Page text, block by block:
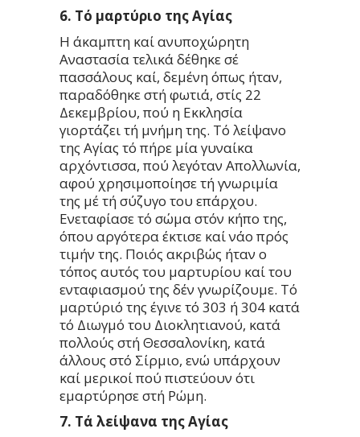
6. Τό μαρτύριο της Αγίας
Η άκαμπτη καί ανυποχώρητη
Αναστασία τελικά δέθηκε σέ
πασσάλους καί, δεμένη όπως ήταν,
παραδόθηκε στή φωτιά, στίς 22
Δεκεμβρίου, πού η Εκκλησία
γιορτάζει τή μνήμη της. Τό λείψανο
της Αγίας τό πήρε μία γυναίκα
αρχόντισσα, πού λεγόταν Απολλωνία,
αφού χρησιμοποίησε τή γνωριμία
της μέ τή σύζυγο του επάρχου.
Ενεταφίασε τό σώμα στόν κήπο της,
όπου αργότερα έκτισε καί νάο πρός
τιμήν της. Ποιός ακριβώς ήταν ο
τόπος αυτός του μαρτυρίου καί του
ενταφιασμού της δέν γνωρίζουμε. Τό
μαρτύριό της έγινε τό 303 ή 304 κατά
τό Διωγμό του Διοκλητιανού, κατά
πολλούς στή Θεσσαλονίκη, κατά
άλλους στό Σίρμιο, ενώ υπάρχουν
καί μερικοί πού πιστεύουν ότι
εμαρτύρησε στή Ρώμη.
7. Τά λείψανα της Αγίας